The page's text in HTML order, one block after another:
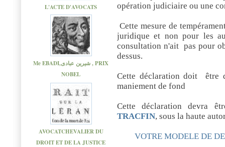
L'ACTE D'AVOCATS
Me EBADI,شیرین عبادی , PRIX
NOBEL
AVOCATCHEVALIER DU
DROIT ET DE LA JUSTICE
opération judiciaire ou une
Cette mesure de
juridique et non pour les
consultation n'ait pas pour
dessus.
Cette déclaration doit
être
maniement de fond
Cette déclaration devra
TRACFIN, sous la haute
VOTRE MODELE DE